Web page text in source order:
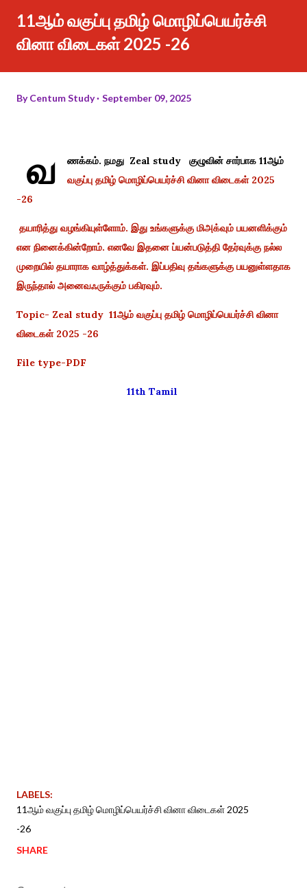
11ஆம் வகுப்பு தமிழ் மொழிப்பெயர்ச்சி
வினா விடைகள் 2025 -26
ByCentum Study September 09, 2025
வ
ணக்கம். நமது Zeal study குழுவின் சார்பாக 11ஆம்
வகுப்பு தமிழ் மொழிப்பெயர்ச்சி வினா விடைகள் 2025
-26
தயாரித்து வழங்கியுள்ளோம். இது உங்களுக்கு மிஅக்வும் பயனளிக்கும்
என நினைக்கின்றோம். எனவே இதனை ப்யன்படுத்தி தேர்வுக்கு நல்ல
முறையில் தயாராக வாழ்த்துக்கள். இப்பதிவு தங்களுக்கு பயனுள்ளதாக
இருந்தால் அனைவஃருக்கும் பகிரவும்.
Topic- Zeal study 11ஆம் வகுப்பு தமிழ் மொழிப்பெயர்ச்சி வினா
விடைகள் 2025 -26
File type-PDF
11th Tamil
LABELS:
11ஆம் வகுப்பு தமிழ் மொழிப்பெயர்ச்சி வினா விடைகள் 2025
-26
SHARE